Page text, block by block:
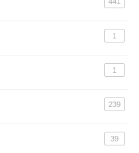
1
1
239
39